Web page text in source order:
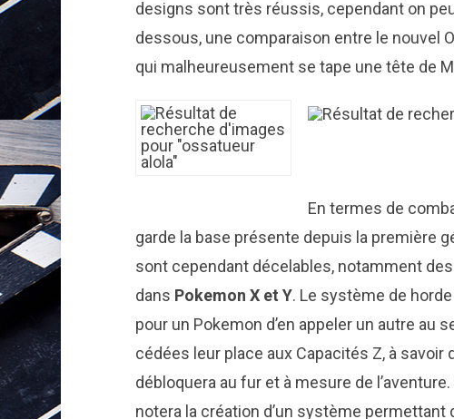
designs sont très réussis, cependant on
dessous, une comparaison entre le nouvel
qui malheureusement se tape une tête de
En termes de
garde la base présente depuis la première
sont cependant décelables, notamment
dans Pokemon X et Y. Le système de
pour un Pokemon d’en appeler un autre au
cédées leur place aux Capacités Z, à savoir
débloquera au fur et à mesure de
notera la création d’un système